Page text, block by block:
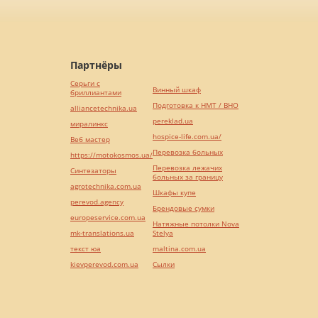
Партнёры
Серьги с
бриллиантами
alliancetechnika.ua
миралинкс
Веб мастер
https://motokosmos.ua/
Синтезаторы
agrotechnika.com.ua
perevod.agency
europeservice.com.ua
mk-translations.ua
текст юа
kievperevod.com.ua
Винный шкаф
Подготовка к НМТ / ВНО
pereklad.ua
hospice-life.com.ua/
Перевозка больных
Перевозка лежачих
больных за границу
Шкафы купе
Брендовые сумки
Натяжные потолки Nova
Stelya
maltina.com.ua
Cылки